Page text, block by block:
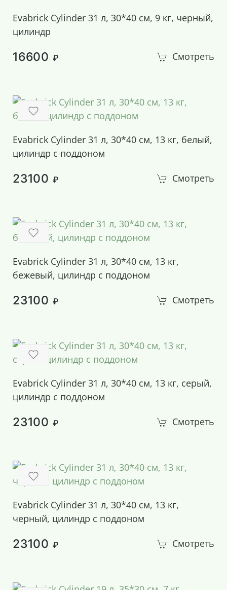
Evabrick Cylinder 31 л, 30*40 см, 9 кг, черный,
цилиндр
16600 ₽ Смотреть
Evabrick Cylinder 31 л, 30*40 см, 13 кг, белый,
цилиндр с поддоном
23100 ₽ Смотреть
Evabrick Cylinder 31 л, 30*40 см, 13 кг,
бежевый, цилиндр с поддоном
23100 ₽ Смотреть
Evabrick Cylinder 31 л, 30*40 см, 13 кг, серый,
цилиндр с поддоном
23100 ₽ Смотреть
Evabrick Cylinder 31 л, 30*40 см, 13 кг,
черный, цилиндр с поддоном
23100 ₽ Смотреть